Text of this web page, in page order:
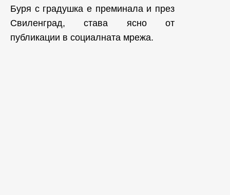
Буря с градушка е преминала и през
Свиленград, става ясно от
публикации в социалната мрежа.